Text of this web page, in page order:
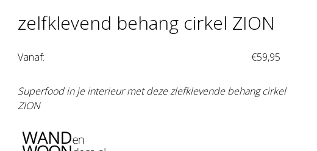
zelfklevend behang cirkel ZION
Vanaf: €59,95
Superfood in je interieur met deze zlefklevende behang cirkel
ZION